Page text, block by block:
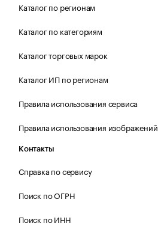
Каталог по регионам
Каталог по категориям
Каталог торговых марок
Каталог ИП по регионам
Правила использования сервиса
Правила использования изображений
Контакты
Справка по сервису
Поиск по ОГРН
Поиск по ИНН